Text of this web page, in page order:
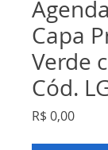
Capa
Verde
Cód.
R$ 0,00Preço